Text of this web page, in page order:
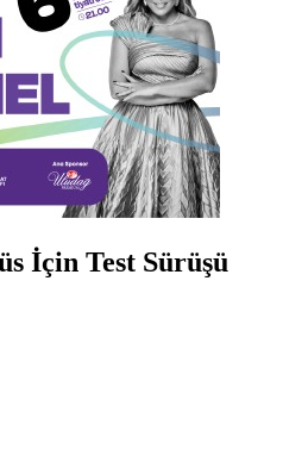
İçin Test Sürüşü